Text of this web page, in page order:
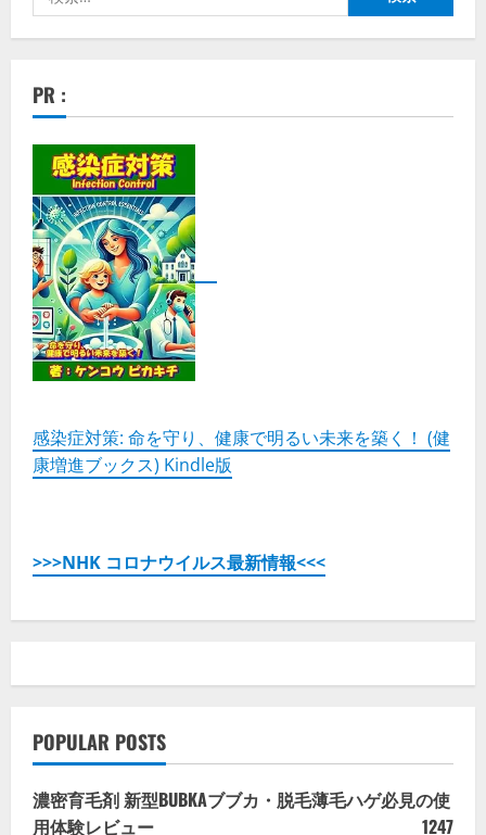
索:
PR :
感染症対策: 命を守り、健康で明るい未来を築く！ (健
康増進ブックス) Kindle版
>>>NHK コロナウイルス最新情報<<<
POPULAR POSTS
濃密育毛剤 新型BUBKAブブカ・脱毛薄毛ハゲ必見の使
用体験レビュー
1247